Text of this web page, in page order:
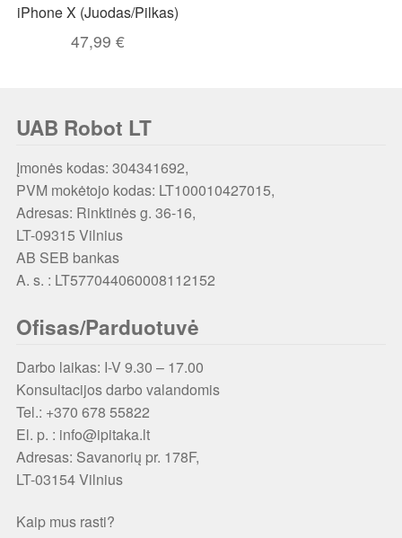
iPhone X (Juodas/Pilkas)
47,99€
UAB Robot LT
Įmonės kodas: 304341692,
PVM mokėtojo kodas: LT100010427015,
Adresas: Rinktinės g. 36-16,
LT-09315 Vilnius
AB SEB bankas
A. s. : LT577044060008112152
Ofisas/Parduotuvė
Darbo laikas: I-V 9.30 – 17.00
Konsultacijos darbo valandomis
Tel.: +370 678 55822
El. p. : info@ipitaka.lt
Adresas: Savanorių pr. 178F,
LT-03154 Vilnius
Kaip mus rasti?